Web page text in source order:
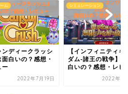
ム
ンディークラッシ
面白いの？感想・
ー
2022年7月19日
シミュレーション
【インフィニティキ
ダム-諸王の戦争】
白いの？感想・レビ
2022年8